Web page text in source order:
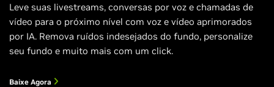
Leve suas livestreams, conversas por voz e chamadas de
vídeo para o próximo nível com voz e vídeo aprimorados
por IA. Remova ruídos indesejados do fundo, personalize
seu fundo e muito mais com um click.
Baixe Agora